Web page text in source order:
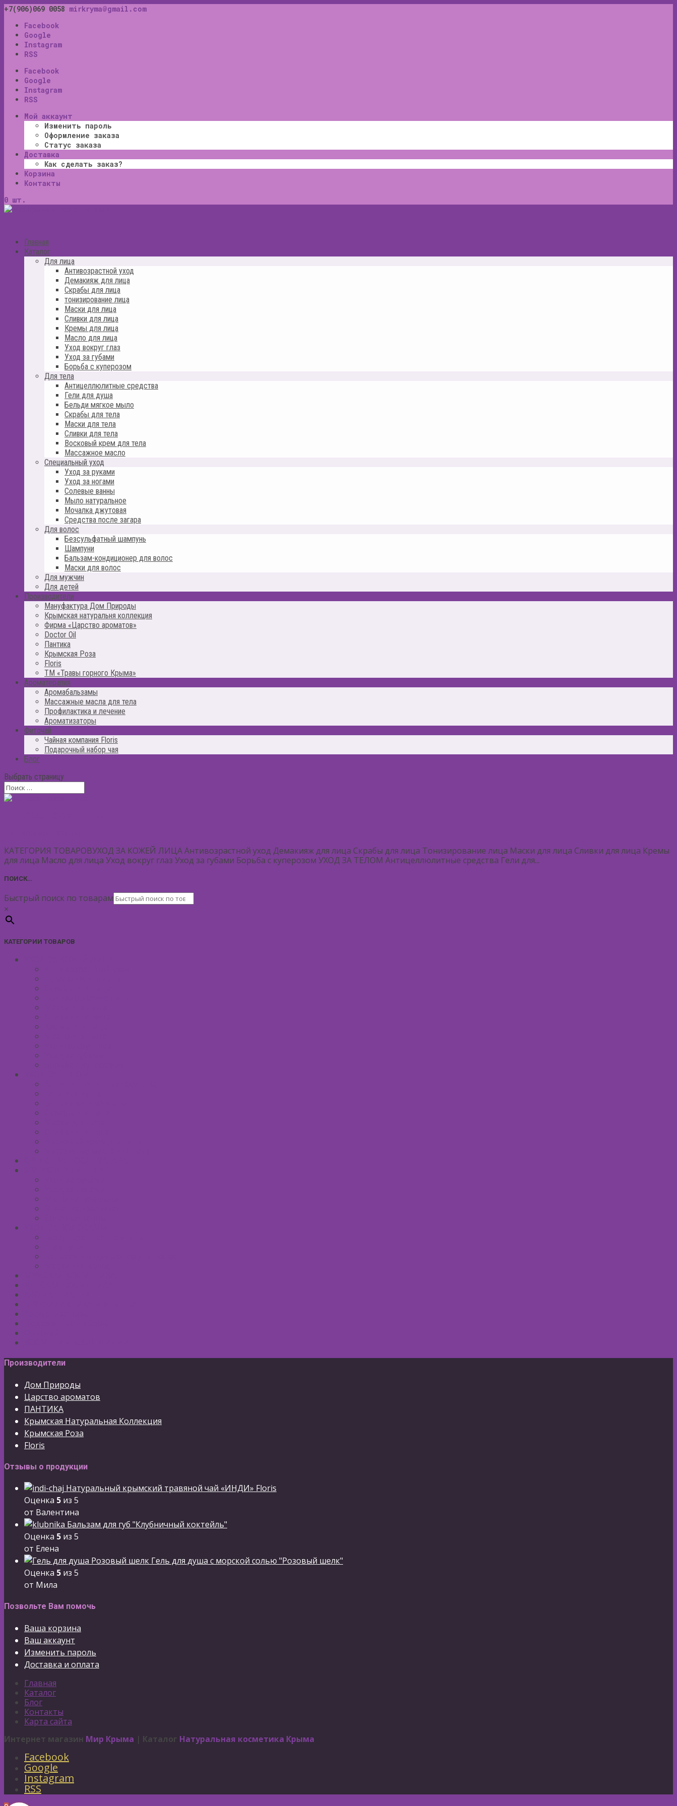
+7(906)069 0058 mirkryma@gmail.com
Facebook
Google
Instagram
RSS
Facebook
Google
Instagram
RSS
Мой аккаунт
Изменить пароль
Оформление заказа
Статус заказа
Доставка
Как сделать заказ?
Корзина
Контакты
0 шт.
Главная
Каталог
Для лица
Антивозрастной уход
Демакияж для лица
Скрабы для лица
тонизирование лица
Маски для лица
Сливки для лица
Кремы для лица
Масло для лица
Уход вокруг глаз
Уход за губами
Борьба с куперозом
Для тела
Антицеллюлитные средства
Гели для душа
Бельди мягкое мыло
Скрабы для тела
Маски для тела
Сливки для тела
Восковый крем для тела
Массажное масло
Специальный уход
Уход за руками
Уход за ногами
Солевые ванны
Мыло натуральное
Мочалка джутовая
Средства после загара
Для волос
Безсульфатный шампунь
Шампуни
Бальзам-кондиционер для волос
Маски для волос
Для мужчин
Для детей
Производители
Мануфактура Дом Природы
Крымская натуральня коллекция
Фирма «Царство ароматов»
Doctor Oil
Пантика
Крымская Роза
Floris
ТМ «Травы горного Крыма»
Ароматерапия
Аромабальзамы
Массажные масла для тела
Профилактика и лечение
Ароматизаторы
Фиточай
Чайная компания Floris
Подарочный набор чая
Блог
Выбрать страницу
КАТЕГОРИЯ ТОВАРОВУХОД ЗА КОЖЕЙ ЛИЦА Антивозрастной уход Демакияж для лица Скрабы для лица Тонизирование лица Маски для лица Сливки для лица Кремы
для лица Масло для лица Уход вокруг глаз Уход за губами Борьба с куперозом УХОД ЗА ТЕЛОМ Антицеллюлитные средства Гели для...
ПОИСК…
Быстрый поиск по товарам
×
КАТЕГОРИИ ТОВАРОВ
Производители
Дом Природы
Царство ароматов
ПАНТИКА
Крымская Натуральная Коллекция
Крымская Роза
Floris
Отзывы о продукции
Натуральный крымский травяной чай «ИНДИ» Floris
Оценка 5 из 5
от Валентина
Бальзам для губ "Клубничный коктейль"
Оценка 5 из 5
от Елена
Гель для душа с морской солью "Розовый шелк"
Оценка 5 из 5
от Мила
Позвольте Вам помочь
Ваша корзина
Ваш аккаунт
Изменить пароль
Доставка и оплата
Главная
Каталог
Блог
Контакты
Карта сайта
Интернет магазин Мир Крыма | Каталог Натуральная косметика Крыма
Facebook
Google
Instagram
RSS